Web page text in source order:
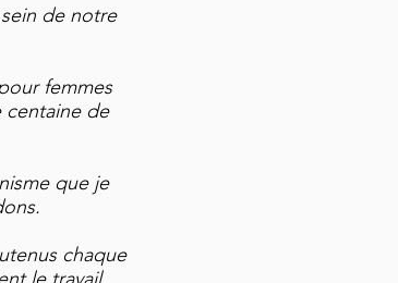
de notre
femmes
centaine de
que je
chaque